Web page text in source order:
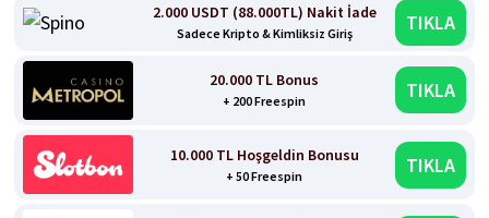
2.000 USDT (88.000TL) Nakit İade
Sadece Kripto & Kimliksiz Giriş TIKLA
20.000 TL Bonus
+ 200 Freespin TIKLA
10.000 TL Hoşgeldin Bonusu
+ 50 Freespin TIKLA